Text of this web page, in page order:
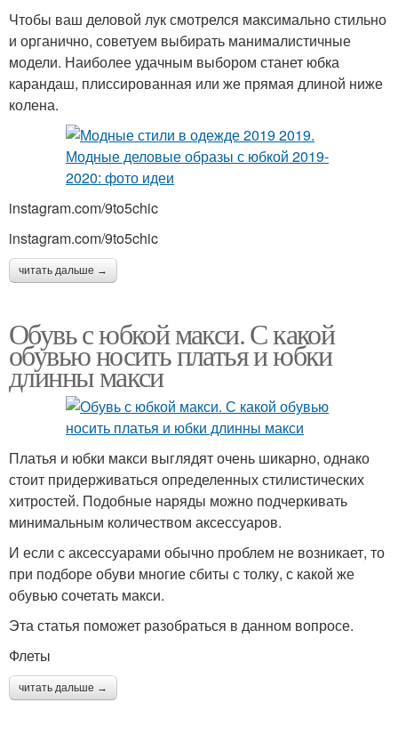
Чтобы ваш деловой лук смотрелся максимально стильно
и органично, советуем выбирать манималистичные
модели. Наиболее удачным выбором станет юбка
карандаш, плиссированная или же прямая длиной ниже
колена.
instagram.com/9to5chic
instagram.com/9to5chic
читать дальше →
Обувь с юбкой макси. С какой
обувью носить платья и юбки
длинны макси
Платья и юбки макси выглядят очень шикарно, однако
стоит придерживаться определенных стилистических
хитростей. Подобные наряды можно подчеркивать
минимальным количеством аксессуаров.
И если с аксессуарами обычно проблем не возникает, то
при подборе обуви многие сбиты с толку, с какой же
обувью сочетать макси.
Эта статья поможет разобраться в данном вопросе.
Флеты
читать дальше →